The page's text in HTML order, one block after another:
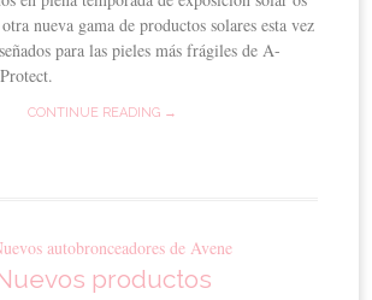
nueva gama de productos solares esta vez
para las pieles más frágiles de A-
CONTINUE READING →
productos